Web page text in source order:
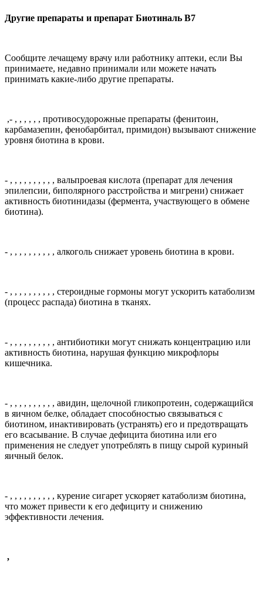
Другие препараты и препарат Биотиналь В7
Сообщите лечащему врачу или работнику аптеки, если Вы
принимаете, недавно принимали или можете начать
принимать какие-либо другие препараты.
,- , , , , , , противосудорожные препараты (фенитоин,
карбамазепин, фенобарбитал, примидон) вызывают снижение
уровня биотина в крови.
- , , , , , , , , , , вальпроевая кислота (препарат для лечения
эпилепсии, биполярного расстройства и мигрени) снижает
активность биотинидазы (фермента, участвующего в обмене
биотина).
- , , , , , , , , , , алкоголь снижает уровень биотина в крови.
- , , , , , , , , , , стероидные гормоны могут ускорить катаболизм
(процесс распада) биотина в тканях.
- , , , , , , , , , , антибиотики могут снижать концентрацию или
активность биотина, нарушая функцию микрофлоры
кишечника.
- , , , , , , , , , , авидин, щелочной гликопротеин, содержащийся
в яичном белке, обладает способностью связываться с
биотином, инактивировать (устранять) его и предотвращать
его всасывание. В случае дефицита биотина или его
применения не следует употреблять в пищу сырой куриный
яичный белок.
- , , , , , , , , , , курение сигарет ускоряет катаболизм биотина,
что может привести к его дефициту и снижению
эффективности лечения.
,